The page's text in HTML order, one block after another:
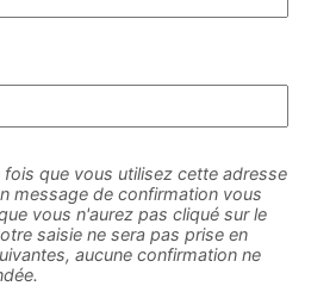
fois que vous utilisez cette adresse
message de confirmation vous
vous n'aurez pas cliqué sur le
saisie ne sera pas prise en
aucune confirmation ne